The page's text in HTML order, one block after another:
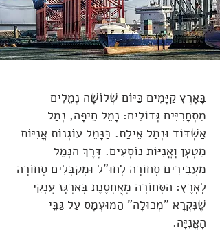
בָּאָרֶץ קַיָּמִים כַּיּוֹם שְׁלוֹשָׁה נְמֵלִים
מִסְחָרִיִּים גְּדוֹלִים: נָמֵל חֵיפָה, נְמַל
אַשְׁדּוֹד וּנְמַל אֵילַת. בַּנָּמֵל עוֹגְנוֹת אֳנִיּוֹת
מִטְעָן וָאֳנִיּוֹת נוֹסְעִים. דֶּרֶךְ הַנָּמֵל
מַעֲבִירִים סְחוֹרָה לְחוּ"ל וּמְקַבְּלִים סְחוֹרָה
לָאָרֶץ: הַסְּחוֹרָה מְאֻחְסֶנֶת בְּאַרְגָּז עֲנָקִי
שֶׁנִּקְרָא "מְכוּלָה" הַמוּעְמָס עַל גַּבֵּי
הָאֳנִיָּה.